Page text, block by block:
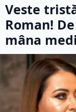
Veste
Roman!
mâna